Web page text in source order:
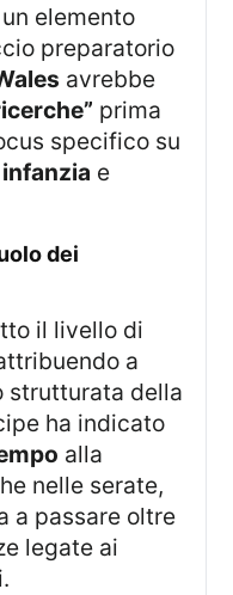
preparatorio
avrebbe
prima
specifico su
e
a
strutturata della
ha indicato
alla
nelle serate,
a passare oltre
legate ai